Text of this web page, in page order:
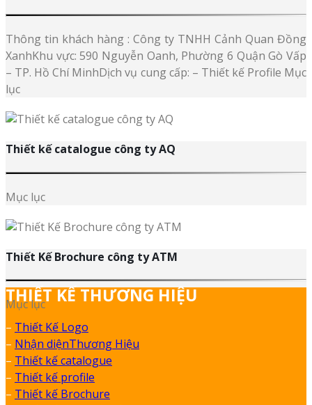
Thông tin khách hàng : Công ty TNHH Cảnh Quan Đồng
XanhKhu vực: 590 Nguyễn Oanh, Phường 6 Quận Gò Vấp
– TP. Hồ Chí MinhDịch vụ cung cấp: – Thiết kế Profile Mục
lục
Thiết kế catalogue công ty AQ
Mục lục
Thiết Kế Brochure công ty ATM
Mục lục
THIẾT KẾ THƯƠNG HIỆU
– Thiết Kế Logo
– Nhận diệnThương Hiệu
– Thiết kế catalogue
– Thiết kế profile
– Thiết kế Brochure